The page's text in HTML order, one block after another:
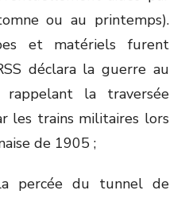
ou au printemps).
et matériels furent
déclara la guerre au
la traversée
les trains militaires lors
de 1905 ;
percée du tunnel de